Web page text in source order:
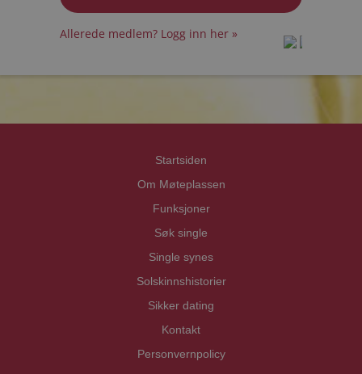
Allerede medlem? Logg inn her »
Startsiden
Om Møteplassen
Funksjoner
Søk single
Single synes
Solskinnshistorier
Sikker dating
Kontakt
Personvernpolicy